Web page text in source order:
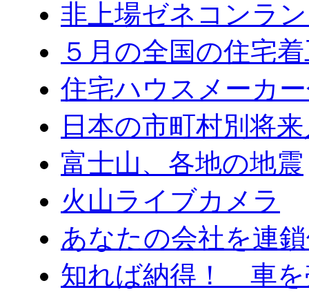
非上場ゼネコンラ
５月の全国の住宅
住宅ハウスメーカ
日本の市町村別将
富士山、各地の地震
火山ライブカメラ
あなたの会社を連
知れば納得！ 車を